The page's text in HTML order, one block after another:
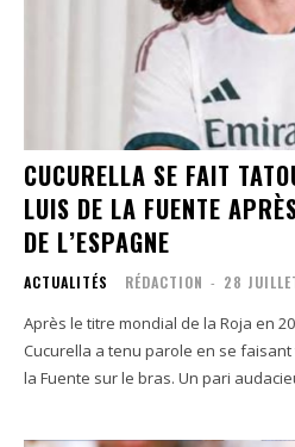
CUCURELLA SE FAIT
LUIS DE LA FUENTE
DE L’ESPAGNE
ACTUALITÉS RÉDACTION - 28
Après le titre mondial de la Roja en
Cucurella a tenu parole en se
la Fuente sur le bras. Un pari